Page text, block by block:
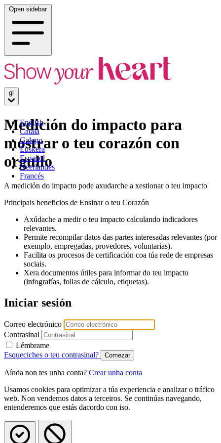
Open sidebar
gl
English
Català
Galego
Euskera
Español
Neerlandés
Francés
Medición do impacto para
mostrar o teu corazón con
orgullo
A medición do impacto pode axudarche a xestionar o teu impacto
Principais beneficios de Ensinar o teu Corazón
Axúdache a medir o teu impacto calculando indicadores
relevantes.
Permite recompilar datos das partes interesadas relevantes (por
exemplo, empregadas, provedores, voluntarias).
Facilita os procesos de certificación coa túa rede de empresas
sociais.
Xera documentos útiles para informar do teu impacto
(infografías, follas de cálculo, etiquetas).
Iniciar sesión
Correo electrónico
Contrasinal
Lémbrame
Esqueciches o teu contrasinal?
Aínda non tes unha conta? Crear unha conta
Usamos cookies para optimizar a túa experiencia e analizar o tráfico
web. Non vendemos datos a terceiros. Se continúas navegando,
entenderemos que estás dacordo con iso.